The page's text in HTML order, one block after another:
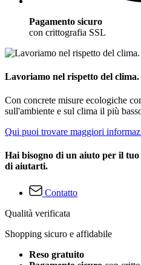
Pagamento sicuro
con crittografia SSL
Lavoriamo nel rispetto del clima.
Con concrete misure ecologiche
sull'ambiente e sul clima il più
Qui puoi trovare maggiori
Hai bisogno di un aiuto per il
di aiutarti.
Contatto
Qualità verificata
Shopping sicuro e affidabile
Reso gratuito